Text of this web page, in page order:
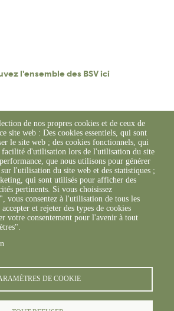
l'ensemble des BSV ici
2019 -Mentions légales
de nos propres cookies et de ceux de
site web : Des cookies essentiels, qui sont
le site web ; des cookies fonctionnels, qui
d'utilisation lors de l'utilisation du site
que nous utilisons pour générer
sur l'utilisation du site web et des statistiques ;
qui sont utilisés pour afficher des
pertinents. Si vous choisissez
vous consentez à l'utilisation de tous les
et rejeter des types de cookies
votre consentement pour l'avenir à tout
DE COOKIE